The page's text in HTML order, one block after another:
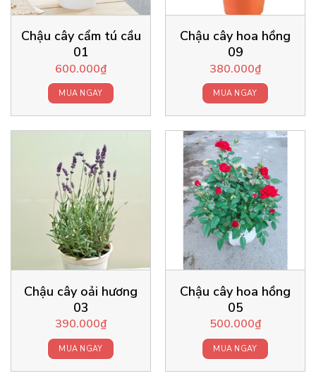
Chậu cây cẩm tú cầu
01
600.000₫
MUA NGAY
Chậu cây hoa hồng
09
380.000₫
MUA NGAY
Chậu cây oải hương
03
390.000₫
MUA NGAY
Chậu cây hoa hồng
05
500.000₫
MUA NGAY